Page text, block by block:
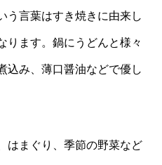
う言葉はすき焼きに由来し
ります。鍋にうどんと様々
込み、薄口醤油などで優し
はまぐり、季節の野菜など